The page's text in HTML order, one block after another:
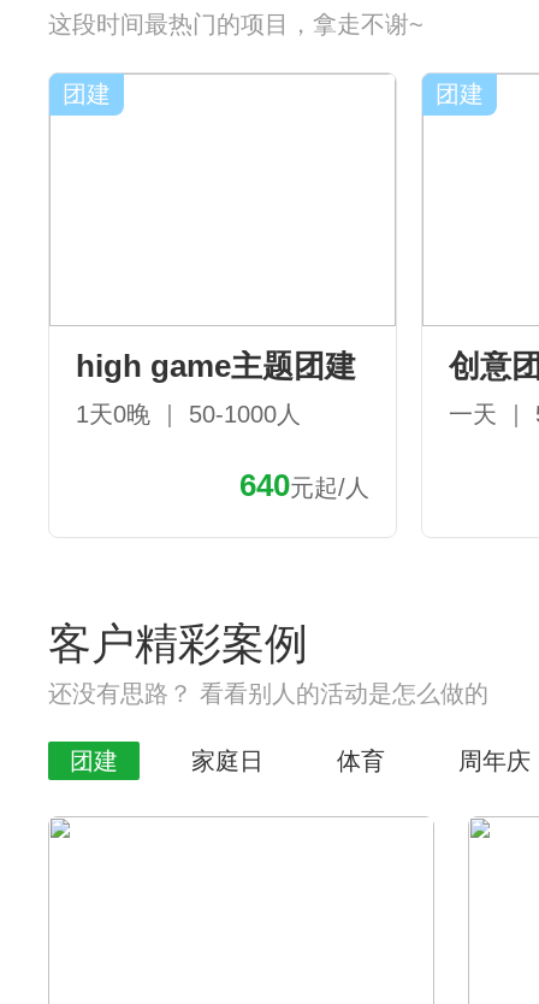
这段时间最热门的项目，拿走不谢~
团建
high game主题团建
1天0晚 ｜ 50-1000人
640元起/人
团建
创意
一天 ｜
客户精彩案例
还没有思路？ 看看别人的活动是怎么做的
团建 家庭日 体育 周年庆